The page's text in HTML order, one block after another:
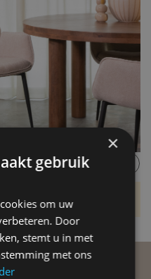
Chaises pivotant
×
gebruik
om uw
Door
stemt u in met
met ons